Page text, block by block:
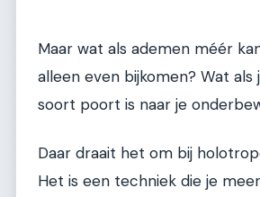
Maar wat als ademen méér
alleen even bijkomen? Wat als
soort poort is naar je
Daar draait het om bij
Het is een techniek die je